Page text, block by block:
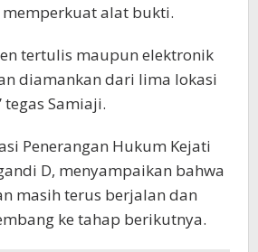
alat bukti.
tertulis maupun elektronik
diamankan dari lima lokasi
tegas Samiaji.
Penerangan Hukum Kejati
D, menyampaikan bahwa
masih terus berjalan dan
ke tahap berikutnya.